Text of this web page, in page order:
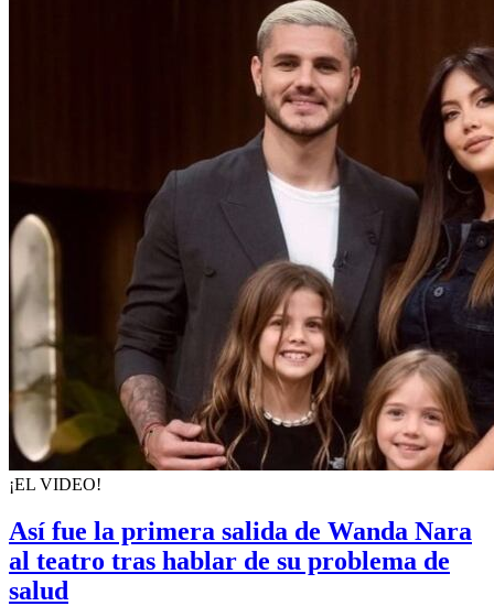
¡EL VIDEO!
Así fue la primera salida de Wanda Nara
al teatro tras hablar de su problema de
salud